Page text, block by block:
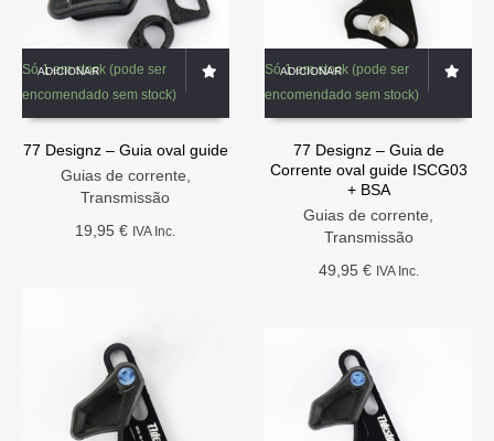
ADICIONAR
Só 1 em stock (pode ser
encomendado sem stock)
77 Designz – Guia oval guide
Guias de corrente,
Transmissão
19,95€ IVA Inc.
ADICIONAR
Só 1 em stock (pode ser
encomendado sem stock)
77 Designz – Guia de
Corrente oval guide ISCG03
+ BSA
Guias de corrente,
Transmissão
49,95 € IVA Inc.